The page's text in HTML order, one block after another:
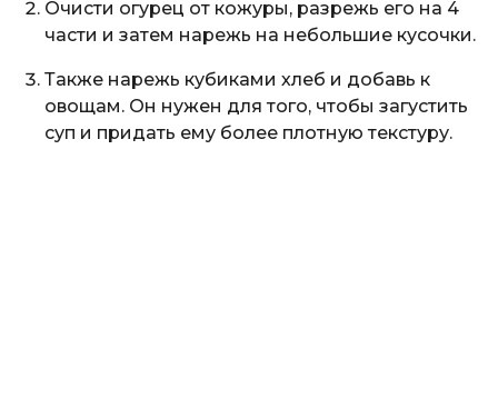
Очисти огурец от кожуры, разрежь его на 4
части и затем нарежь на небольшие кусочки.
Также нарежь кубиками хлеб и добавь к
овощам. Он нужен для того, чтобы загустить
суп и придать ему более плотную текстуру.